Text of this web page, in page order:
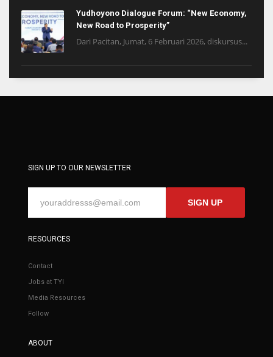
Yudhoyono Dialogue Forum: “New Economy,
New Road to Prosperity”
Dari Pacitan, Jumat, 6 Februari 2026, diskursus...
SIGN UP TO OUR NEWSLETTER
SIGN UP
RESOURCES
Contact
Jobs at TYI
Media Resources
Follow
ABOUT